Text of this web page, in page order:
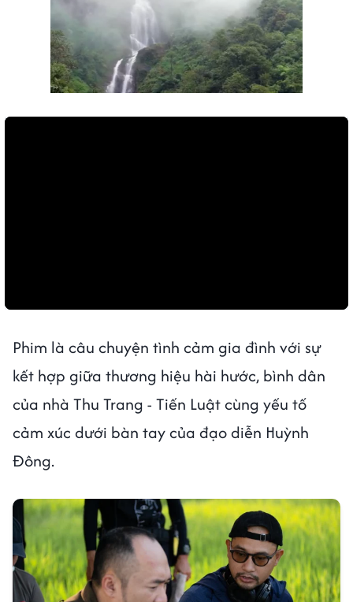
Phim là câu chuyện tình cảm gia đình với sự
kết hợp giữa thương hiệu hài hước, bình dân
của nhà Thu Trang - Tiến Luật cùng yếu tố
cảm xúc dưới bàn tay của đạo diễn Huỳnh
Đông.